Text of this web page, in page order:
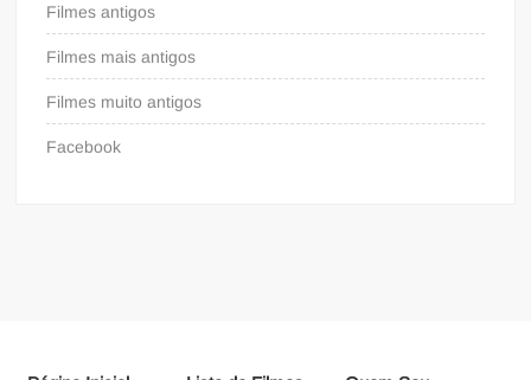
Filmes antigos
Filmes mais antigos
Filmes muito antigos
Facebook